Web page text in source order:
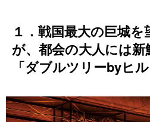
１．戦国最大の巨城
が、都会の大人には新
「ダブルツリーbyヒ